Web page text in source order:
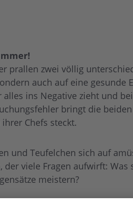
prallen zwei völlig
auch auf eine gesunde
ins Negative zieht und
bringt die
Chefs steckt.
und Teufelchen sich auf
viele Fragen aufwirft:
meistern?
überraschender Wendungen